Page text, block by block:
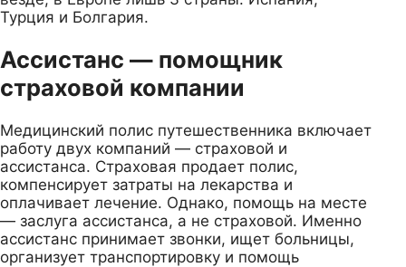
Турция и Болгария.
Ассистанс — помощник
страховой компании
Медицинский полис путешественника включает
работу двух компаний — страховой и
ассистанса. Страховая продает полис,
компенсирует затраты на лекарства и
оплачивает лечение. Однако, помощь на месте
— заслуга ассистанса, а не страховой. Именно
ассистанс принимает звонки, ищет больницы,
организует транспортировку и помощь